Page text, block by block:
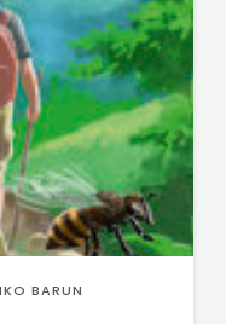
BARUN